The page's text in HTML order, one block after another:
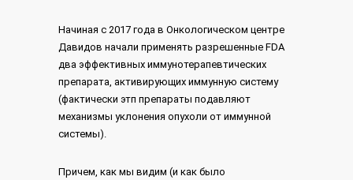
Начиная с 2017 года в Онкологическом центре
Давидов начали применять разрешенные FDA
два эффективных иммунотерапевтических
препарата, активирующих иммунную систему
(фактически этп препараты подавляют
механизмы уклонения опухоли от иммунной
системы).
Причем, как мы видим (и как было